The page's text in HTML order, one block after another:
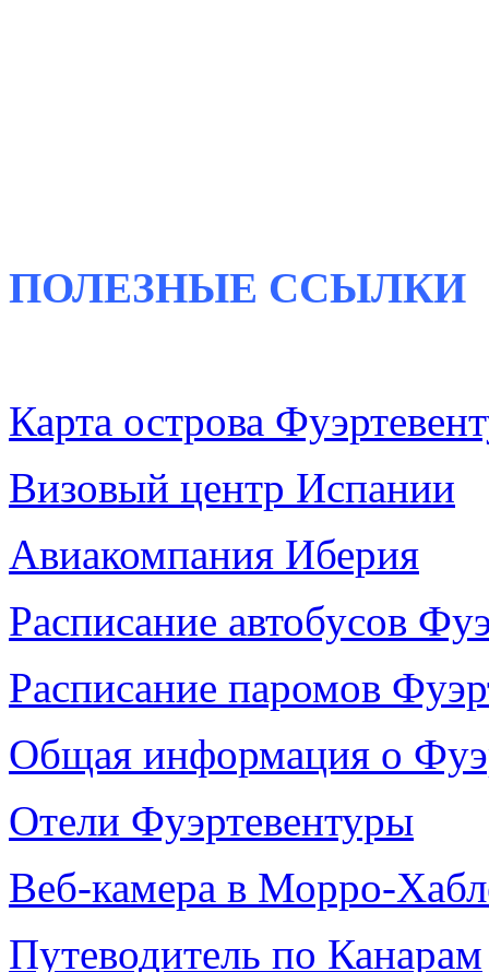
ПОЛЕЗНЫЕ ССЫЛКИ
Карта острова
Визовый центр Испании
Авиакомпания Иберия
Расписание автобусов
Расписание паромов
Общая информация о
Отели Фуэртевентуры
Веб-камера в Морро-
Путеводитель по Канарам